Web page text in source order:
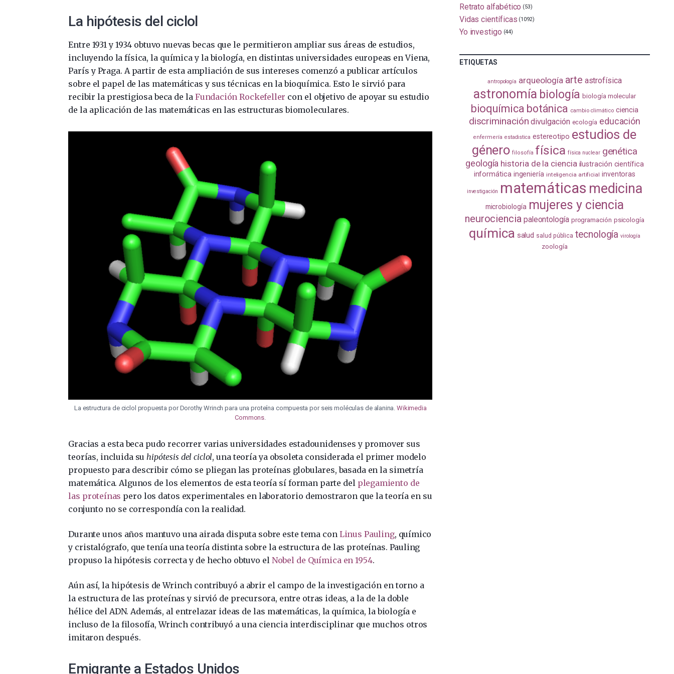
La hipótesis del ciclol
Entre 1931 y 1934 obtuvo nuevas becas que le permitieron ampliar sus áreas de estudios,
incluyendo la física, la química y la biología, en distintas universidades europeas en Viena,
París y Praga. A partir de esta ampliación de sus intereses comenzó a publicar artículos
sobre el papel de las matemáticas y sus técnicas en la bioquímica. Esto le sirvió para
recibir la prestigiosa beca de la Fundación Rockefeller con el objetivo de apoyar su estudio
de la aplicación de las matemáticas en las estructuras biomoleculares.
La estructura de ciclol propuesta por Dorothy Wrinch para una proteína compuesta por seis moléculas de alanina.Wikimedia
Commons
Gracias a esta beca pudo recorrer varias universidades estadounidenses y promover sus
teorías, incluida su hipótesis del ciclol, una teoría ya obsoleta considerada el primer modelo
propuesto para describir cómo se pliegan las proteínas globulares, basada en la simetría
matemática. Algunos de los elementos de esta teoría sí forman parte del plegamiento de
las proteínas pero los datos experimentales en laboratorio demostraron que la teoría en su
conjunto no se correspondía con la realidad.
Durante unos años mantuvo una airada disputa sobre este tema con Linus Pauling, químico
y cristalógrafo, que tenía una teoría distinta sobre la estructura de las proteínas. Pauling
propuso la hipótesis correcta y de hecho obtuvo el Nobel de Química en 1954.
Aún así, la hipótesis de Wrinch contribuyó a abrir el campo de la investigación en torno a
la estructura de las proteínas y sirvió de precursora, entre otras ideas, a la de la doble
hélice del ADN. Además, al entrelazar ideas de las matemáticas, la química, la biología e
incluso de la filosofía, Wrinch contribuyó a una ciencia interdisciplinar que muchos otros
imitaron después.
Emigrante a Estados Unidos
Retrato alfabético (53)
Vidas científicas (1092)
Yo investigo (44)
ETIQUETAS
antropología arqueología arte astrofísica
astronomía biología biología molecular
bioquímica botánica cambio climático ciencia
discriminación divulgación ecología educación
enfermería estadistica estereotipo estudios de
género filosofía física física nuclear genética
geología historia de la ciencia ilustración científica
informática ingeniería inteligencia artificial inventoras
investigación matemáticas medicina
microbiología mujeres y ciencia
neurociencia paleontología programación psicología
química salud salud pública tecnología virología
zoología